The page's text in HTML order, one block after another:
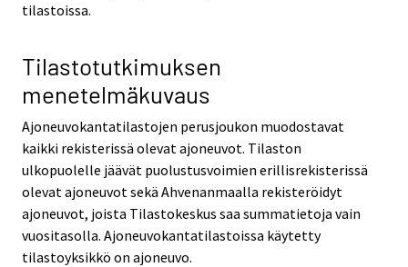
tilastoissa.
Tilastotutkimuksen
menetelmäkuvaus
Ajoneuvokantatilastojen perusjoukon muodostavat
kaikki rekisterissä olevat ajoneuvot. Tilaston
ulkopuolelle jäävät puolustusvoimien erillisrekisterissä
olevat ajoneuvot sekä Ahvenanmaalla rekisteröidyt
ajoneuvot, joista Tilastokeskus saa summatietoja vain
vuositasolla. Ajoneuvokantatilastoissa käytetty
tilastoyksikkö on ajoneuvo.